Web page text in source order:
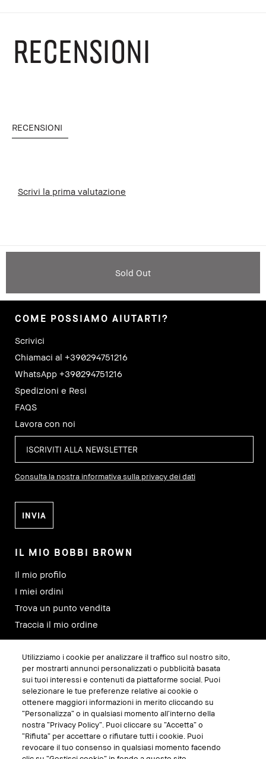
RECENSIONI
RECENSIONI
Scrivi la prima valutazione
Sold Out
COME POSSIAMO AIUTARTI?
Scrivici
Chiamaci al +390294751216
WhatsApp +390294751216
Spedizioni e Resi
FAQS
Lavora con noi
Consulta la nostra informativa sulla privacy dei dati
IL MIO BOBBI BROWN
Il mio profilo
I miei ordini
Trova un punto vendita
Traccia il mio ordine
SEGUICI SU
Utilizziamo i cookie per analizzare il traffico sul nostro sito,
per mostrarti annunci personalizzati o pubblicità basata
sui tuoi interessi e contenuti da piattaforme social. Puoi
selezionare le tue preferenze relative ai cookie o
ottenere maggiori informazioni in merito cliccando su
“Personalizza” o in qualsiasi momento all’interno della
nostra “Privacy Policy”. Puoi cliccare su “Accetta” o
“Rifiuta” per accettare o rifiutare tutti i cookie. Puoi
revocare il tuo consenso in qualsiasi momento facendo